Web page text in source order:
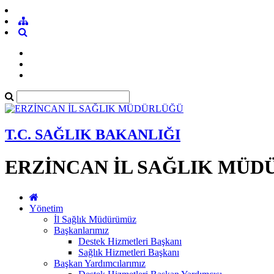
T.C. SAĞLIK BAKANLIĞI
ERZİNCAN İL SAĞLIK
Yönetim
İl Sağlık Müdürümüz
Başkanlarımız
Destek Hizmetleri Başkanı
Sağlık Hizmetleri Başkanı
Başkan Yardımcılarımız